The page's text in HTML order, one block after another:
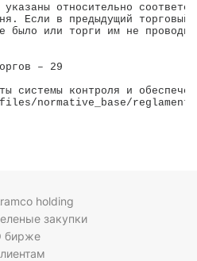
относительно
Если в предыдущий торговый
было или торги им не
– 29
системы контроля и
normative_base/
holding
закупки
бирже